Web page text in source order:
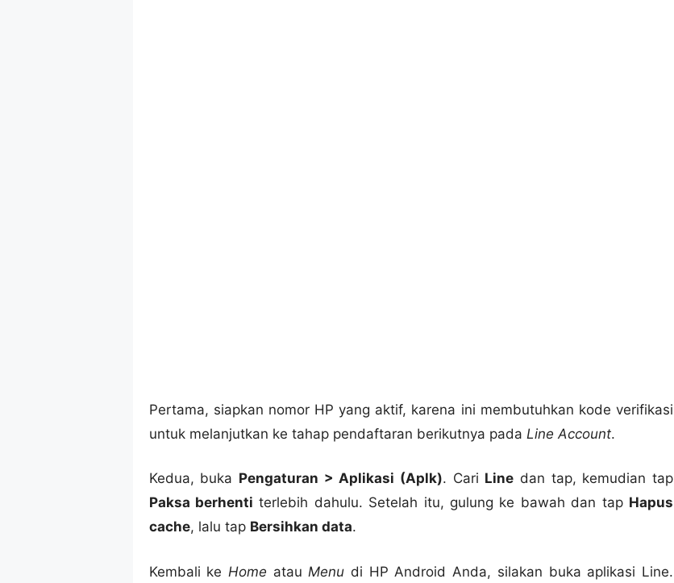
Pertama, siapkan nomor HP yang aktif, karena ini membutuhkan kode verifikasi
untuk melanjutkan ke tahap pendaftaran berikutnya pada Line Account.
Kedua, buka Pengaturan > Aplikasi (Aplk). Cari Line dan tap, kemudian tap
Paksa berhenti terlebih dahulu. Setelah itu, gulung ke bawah dan tap Hapus
cache, lalu tap Bersihkan data.
Kembali ke Home atau Menu di HP Android Anda, silakan buka aplikasi Line.